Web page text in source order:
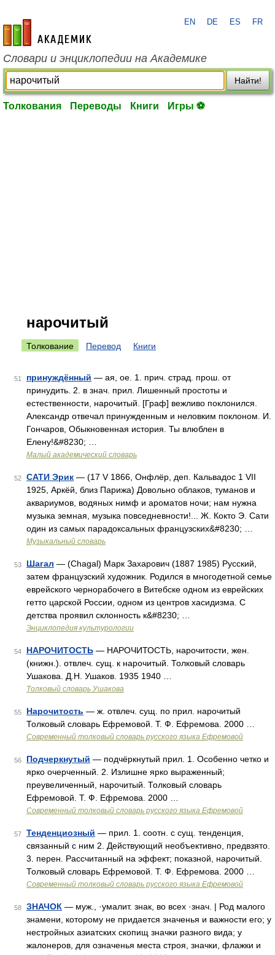
academic.ru
EN DE ES FR
Словари и энциклопедии на Академике
Найти!
Толкования Переводы Книги Игры ⚽
нарочитый
Толкование Перевод Книги
51 принуждённый — ая, ое. 1. прич. страд. прош. от
принудить. 2. в знач. прил. Лишенный простоты и
естественности, нарочитый. [Граф] вежливо поклонился.
Александр отвечал принужденным и неловким поклоном. И.
Гончаров, Обыкновенная история. Ты влюблен в
Елену!&#8230; …
Малый академический словарь
52 САТИ Эрик — (17 V 1866, Онфлёр, деп. Кальвадос 1 VII
1925, Аркёй, близ Парижа) Довольно облаков, туманов и
аквариумов, водяных нимф и ароматов ночи; нам нужна
музыка земная, музыка повседневности!... Ж. Кокто Э. Сати
один из самых парадоксальных французских&#8230; …
Музыкальный словарь
53 Шагал — (Chagal) Марк Захарович (1887 1985) Русский,
затем французский художник. Родился в многодетной семье
еврейского чернорабочего в Витебске одном из еврейских
гетто царской России, одном из центров хасидизма. С
детства проявил склонность к&#8230; …
Энциклопедия культурологии
54 НАРОЧИТОСТЬ — НАРОЧИТОСТЬ, нарочитости, жен.
(книжн.). отвлеч. сущ. к нарочитый. Толковый словарь
Ушакова. Д.Н. Ушаков. 1935 1940 …
Толковый словарь Ушакова
55 Нарочитость — ж. отвлеч. сущ. по прил. нарочитый
Толковый словарь Ефремовой. Т. Ф. Ефремова. 2000 …
Современный толковый словарь русского языка Ефремовой
56 Подчеркнутый — подчёркнутый прил. 1. Особенно четко и
ярко очерченный. 2. Излишне ярко выраженный;
преувеличенный, нарочитый. Толковый словарь
Ефремовой. Т. Ф. Ефремова. 2000 …
Современный толковый словарь русского языка Ефремовой
57 Тенденциозный — прил. 1. соотн. с сущ. тенденция,
связанный с ним 2. Действующий необъективно, предвзято.
3. перен. Рассчитанный на эффект; показной, нарочитый.
Толковый словарь Ефремовой. Т. Ф. Ефремова. 2000 …
Современный толковый словарь русского языка Ефремовой
58 ЗНАЧОК — муж., ·умалит. знак, во всех ·знач. | Род малого
знамени, которому не придается значенья и важности его; у
нестройных азиатских скопищ значки разного вида; у
жалонеров, для означенья места строя, значки, флажки и